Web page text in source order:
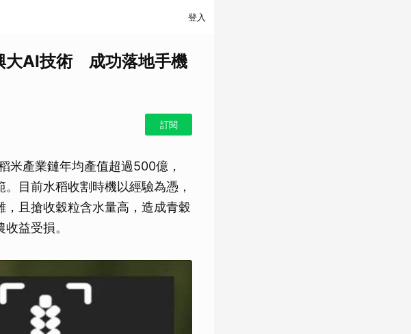
登入
大AI技術 成功落地手機
訂閱
米產業鏈年均產值超過500億，
目前水稻收割時機以經驗為憑，
且搶收穀粒含水量高，造成青穀
益受損。